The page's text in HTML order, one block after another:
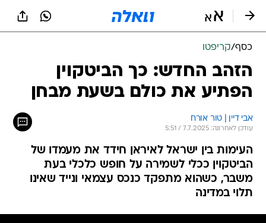
כסף/קריפטו
הזהב החדש: כך הביטקוין
הפתיע את כולם בשעת מבחן
אבי דיין | טור אורח
עודכן לאחרונה: 7.7.2025 / 5:51
העימות בין ישראל לאיראן חידד את מעמדו של
הביטקוין ככלי לשמירה על חופש כלכלי בעת
משבר, כשהוא מתפקד כנכס עצמאי ונייד שאינו
תלוי במדינה